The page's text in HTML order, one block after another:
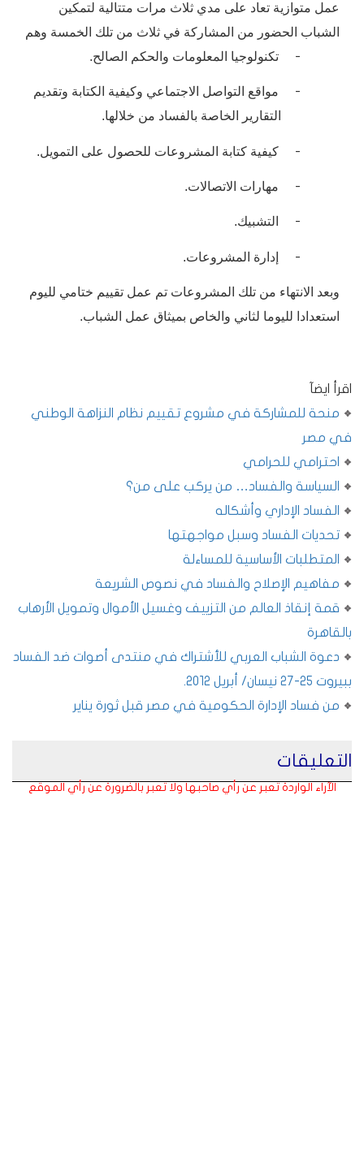
عمل متوازية تعاد على مدي ثلاث مرات متتالية لتمكين
الشباب الحضور من المشاركة في ثلاث من تلك الخمسة وهم
- تكنولوجيا المعلومات والحكم الصالح.
-
مواقع التواصل الاجتماعي وكيفية الكتابة وتقديم
التقارير الخاصة بالفساد من خلالها.
- كيفية كتابة المشروعات للحصول على التمويل.
- مهارات الاتصالات.
- التشبيك.
- إدارة المشروعات.
وبعد الانتهاء من تلك المشروعات تم عمل تقييم ختامي لليوم
استعدادا لليوما لثاني والخاص بميثاق عمل الشباب.
اقرأ ايضآ
منحة للمشاركة في مشروع تقييم نظام النزاهة الوطني
في مصر
احترامي للحرامي
السياسة والفساد… من يركب على من؟
الفساد الإداري وأشكاله
تحديات الفساد وسبل مواجهتها
المتطلبات الأساسية للمساءلة
مفاهيم الإصلاح والفساد في نصوص الشريعة
قمة إنقاذ العالم من التزييف وغسيل الأموال وتمويل الأرهاب
بالقاهرة
دعوة الشباب العربي للأشتراك في منتدى أصوات ضد الفساد
ببيروت 25-27 نيسان/ أبريل 2012.
من فساد الإدارة الحكومية في مصر قبل ثورة يناير
التعليقات
الآراء الواردة تعبر عن رأي صاحبها ولا تعبر بالضرورة عن رأي الموقع